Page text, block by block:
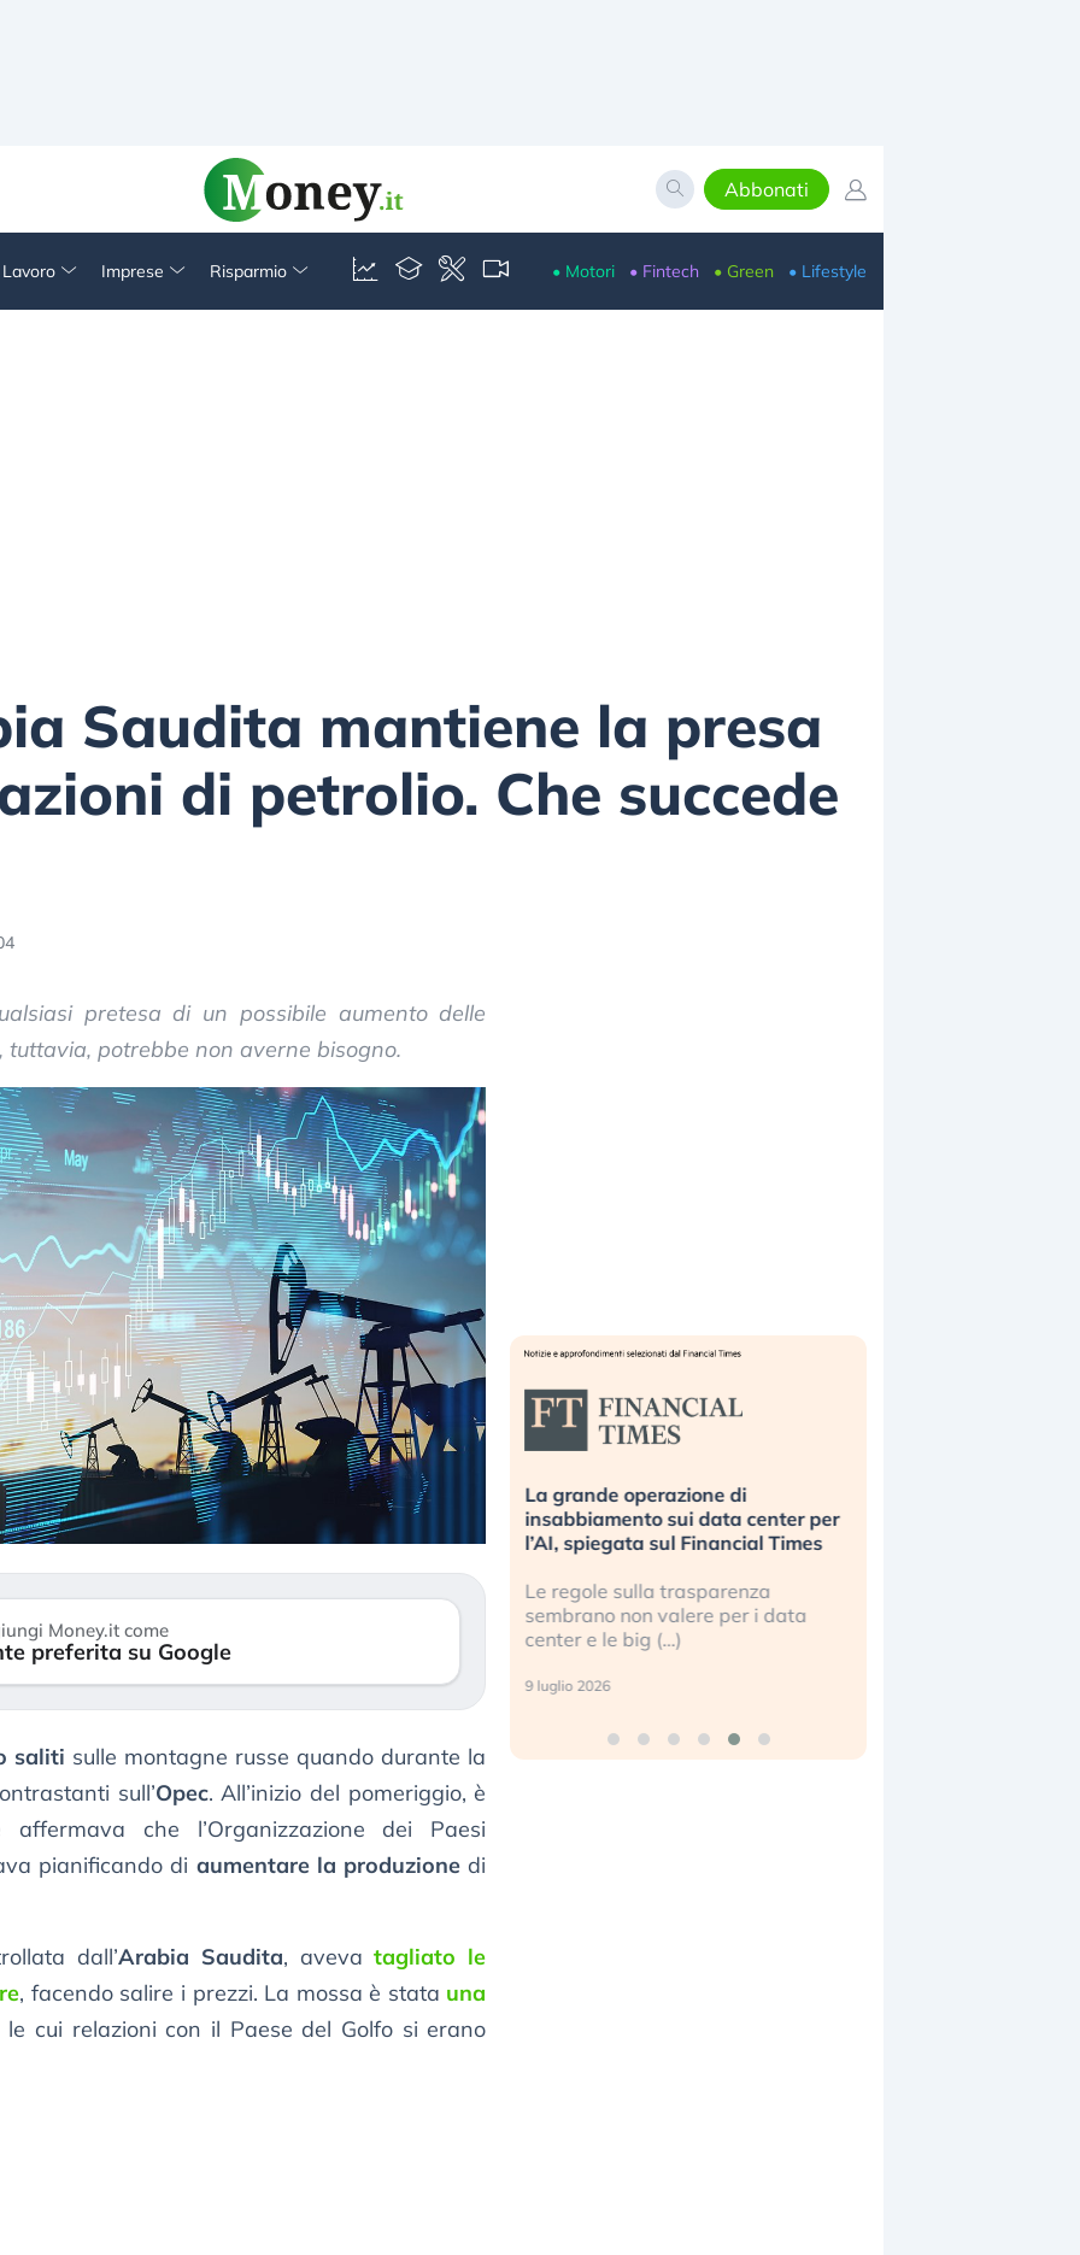
Abbonati
Imprese Risparmio • Motori • Fintech • Green • Lifestyle
Saudita mantiene la presa
di petrolio. Che succede
pretesa di un possibile aumento delle
tuttavia, potrebbe non averne bisogno.
Money.it come
preferita su Google
saliti sulle montagne russe quando durante la
sull’Opec. All’inizio del pomeriggio, è
che l’Organizzazione dei Paesi
pianificando di aumentare la produzione di
dall’Arabia Saudita, avevatagliato le
, facendo salire i prezzi. La mossa è stata una
le cui relazioni con il Paese del Golfo si erano
più
sta
Russia e Cina pronti a spegnere
Starlink. Gli investitori stanno
sottovalutando il rischio?
ignorare il rischio geopolitico: il (…)
17 luglio 2026
La grande operazione di
insabbiamento sui data center per
l’AI, spiegata sul Financial Times
Le regole sulla trasparenza
sembrano non valere per i data
center e le big (…)
9 luglio 2026